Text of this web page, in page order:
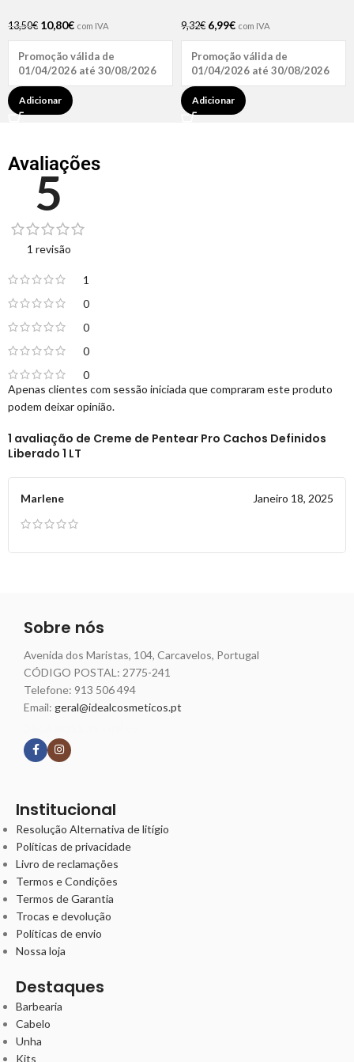
13,50€ 10,80€ com IVA
Promoção válida de
01/04/2026 até 30/08/2026
Adicionar
9,32€ 6,99€ com IVA
Promoção válida de
01/04/2026 até 30/08/2026
Adicionar
Avaliações
5
1 revisão
1
0
0
0
0
1 avaliação de Creme de Pentear Pro Cachos Definidos
Liberado 1 LT
Marlene Janeiro 18, 2025
Apenas clientes com sessão iniciada que compraram este produto
podem deixar opinião.
Sobre nós
Avenida dos Maristas, 104, Carcavelos, Portugal
CÓDIGO POSTAL: 2775-241
Telefone: 913 506 494
Email: geral@idealcosmeticos.pt
Institucional
Resolução Alternativa de litígio
Políticas de privacidade
Livro de reclamações
Termos e Condições
Termos de Garantia
Trocas e devolução
Políticas de envio
Nossa loja
Destaques
Barbearia
Cabelo
Unha
Kits